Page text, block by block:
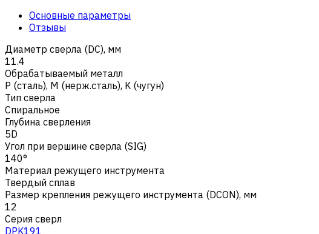
Основные параметры
Отзывы
Диаметр сверла (DC), мм
11.4
Обрабатываемый металл
Р (сталь), M (нерж.сталь), K (чугун)
Тип сверла
Спиральное
Глубина сверления
5D
Угол при вершине сверла (SIG)
140°
Материал режущего инструмента
Твердый сплав
Размер крепления режущего инструмента (DCON), мм
12
Серия сверл
DPK191